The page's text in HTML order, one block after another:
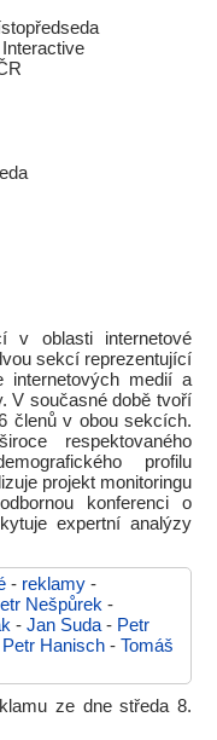
v oblasti internetové
sekcí reprezentující
internetových medií a
V současné době tvoří
členů v obou sekcích.
respektovaného
profilu
projekt monitoringu
konferenci o
expertní analýzy
- reklamy -
Nešpůrek -
- Jan Suda - Petr
Petr Hanisch - Tomáš
ze dne středa 8.